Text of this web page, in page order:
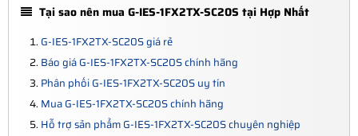
Tại sao nên mua G-IES-1FX2TX-SC20S tại Hợp Nhất
G-IES-1FX2TX-SC20S giá rẻ
Báo giá G-IES-1FX2TX-SC20S chính hãng
Phân phối G-IES-1FX2TX-SC20S uy tín
Mua G-IES-1FX2TX-SC20S chính hãng
Hỗ trợ sản phẩm G-IES-1FX2TX-SC20S chuyên nghiệp